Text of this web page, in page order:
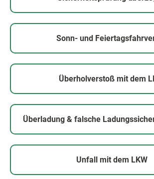
Sonn- und
Überholverstoß mit dem
Überladung & falsche
Unfall mit dem LKW